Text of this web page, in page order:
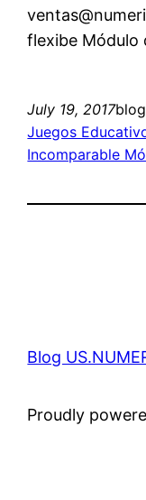
flexibe Módulo
July 19, 2017
Juegos
Incomparable
Blog
Proudly